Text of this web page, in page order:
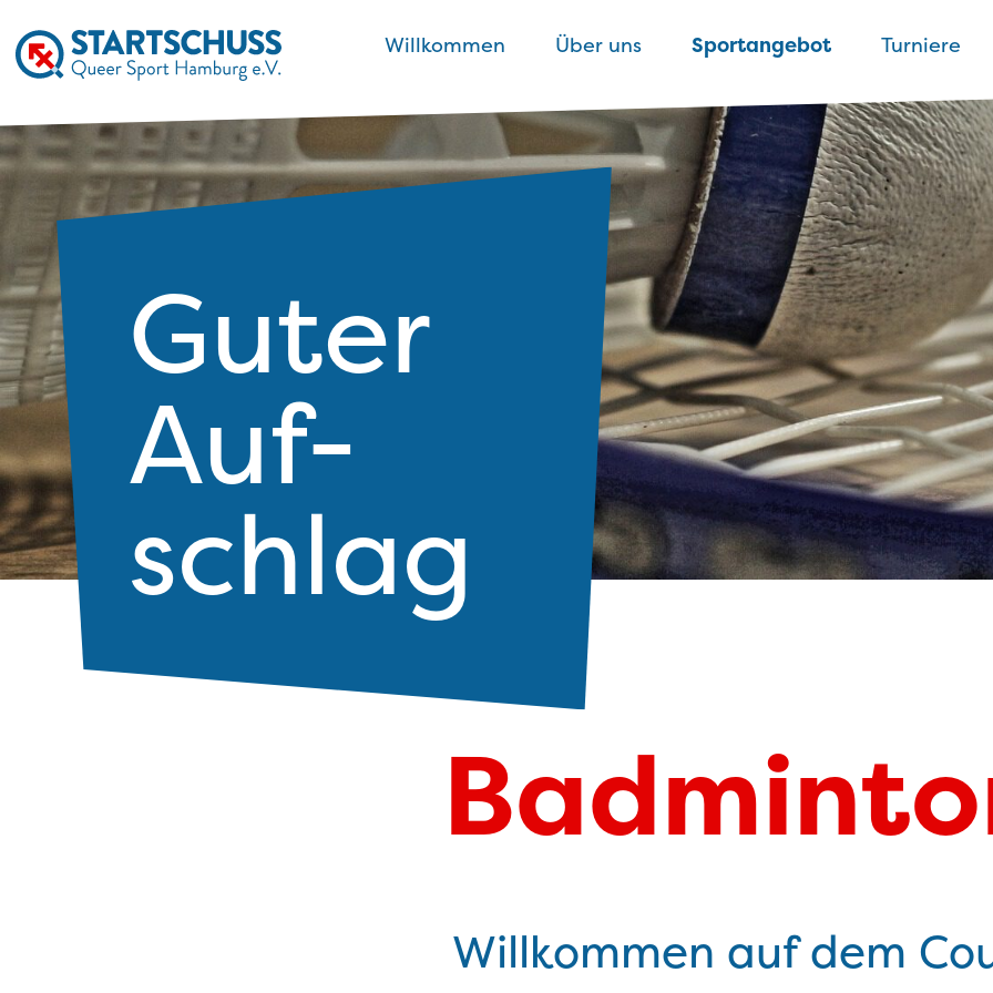
Willkommen
Über uns Sportangebot Turniere
Guter
Auf-
schlag
Willkommen auf dem